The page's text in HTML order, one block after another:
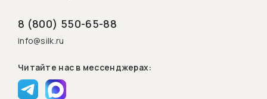
8 (800) 550-65-88
info@silk.ru
Читайте нас в мессенджерах: